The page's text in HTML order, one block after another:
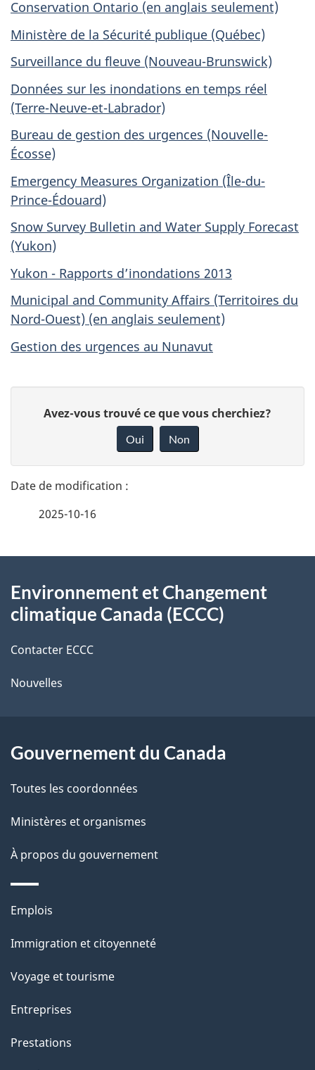
Conservation Ontario (en anglais seulement)
Ministère de la Sécurité publique (Québec)
Surveillance du fleuve (Nouveau-Brunswick)
Données sur les inondations en temps réel
(Terre-Neuve-et-Labrador)
Bureau de gestion des urgences (Nouvelle-
Écosse)
Emergency Measures Organization (Île-du-
Prince-Édouard)
Snow Survey Bulletin and Water Supply Forecast
(Yukon)
Yukon - Rapports d’inondations 2013
Municipal and Community Affairs (Territoires du
Nord-Ouest) (en anglais seulement)
Gestion des urgences au Nunavut
t
a
l
s
d
e
l
a
g
e
n
o
t
r
r
t
a
c
i
o
s
u
e
t
e
Avez-vous trouvé ce que vous cherchiez?
Oui Non
2025-10-16
propos
ce
site
Environnement et Changement
climatique Canada (ECCC)
Contacter ECCC
Nouvelles
Gouvernement du Canada
Toutes les coordonnées
Ministères et organismes
À propos du gouvernement
Thèmes
sujets
Emplois
Immigration et citoyenneté
Voyage et tourisme
Entreprises
Prestations